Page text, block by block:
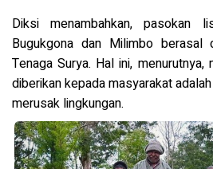
Diksi menambahkan, pasokan
Bugukgona dan Milimbo berasal
Tenaga Surya. Hal ini,
diberikan kepada masyarakat
merusak lingkungan.